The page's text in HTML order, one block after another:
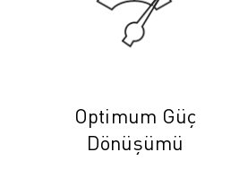
FANUC AKADEMI
ENDÜSTRILER IÇIN ÇÖZÜMLER
HABERLER & MEDYAOptimum Güç
Dönüşümü